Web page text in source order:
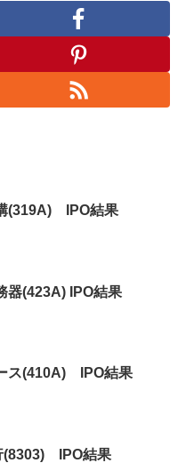
(319A) IPO結果
器(423A) IPO結果
ス(410A) IPO結果
(8303) IPO結果